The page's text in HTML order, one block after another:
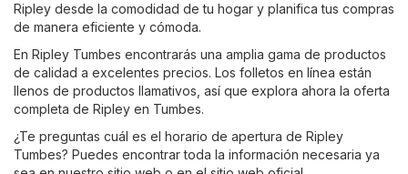
Ripley desde la comodidad de tu hogar y planifica tus compras
de manera eficiente y cómoda.
En Ripley Tumbes encontrarás una amplia gama de productos
de calidad a excelentes precios. Los folletos en línea están
llenos de productos llamativos, así que explora ahora la oferta
completa de Ripley en Tumbes.
¿Te preguntas cuál es el horario de apertura de Ripley
Tumbes? Puedes encontrar toda la información necesaria ya